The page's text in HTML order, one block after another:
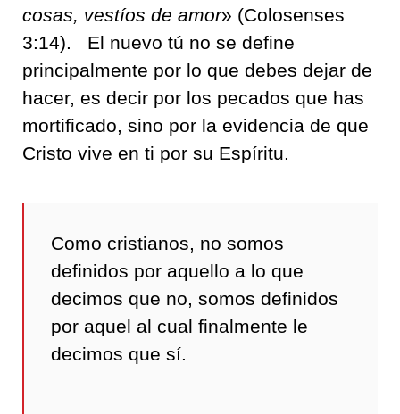
cosas , vestíos de amor» (Colosenses
3:14).
El nuevo tú no se define
principalmente por lo que debes dejar de
hacer, es decir por los pecados que has
mortificado , sino por la evidencia de que
Cristo vive en ti por su Espíritu.
Como cristianos, no somos
definidos por aquello a lo que
decimos que no, somos definidos
por aquel al cual finalmente le
decimos que sí